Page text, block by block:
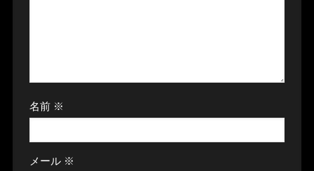
名前 ※
メール ※